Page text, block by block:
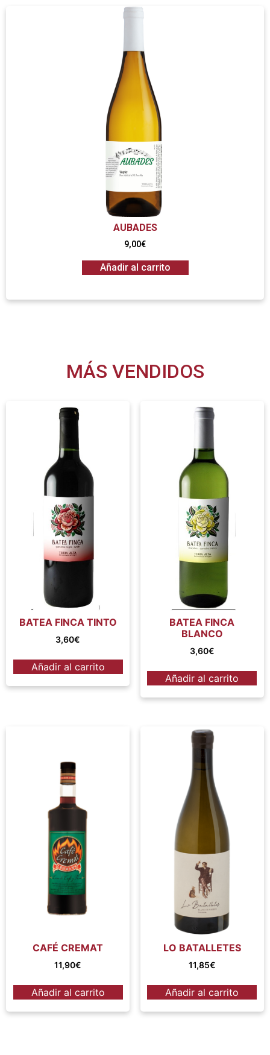
AUBADES
9,00€
Añadir al carrito
MÁS VENDIDOS
BATEA FINCA TINTO
3,60€
Añadir al carrito
BATEA FINCA
BLANCO
3,60€
Añadir al carrito
CAFÉ CREMAT
11,90€
Añadir al carrito
LO BATALLETES
11,85€
Añadir al carrito